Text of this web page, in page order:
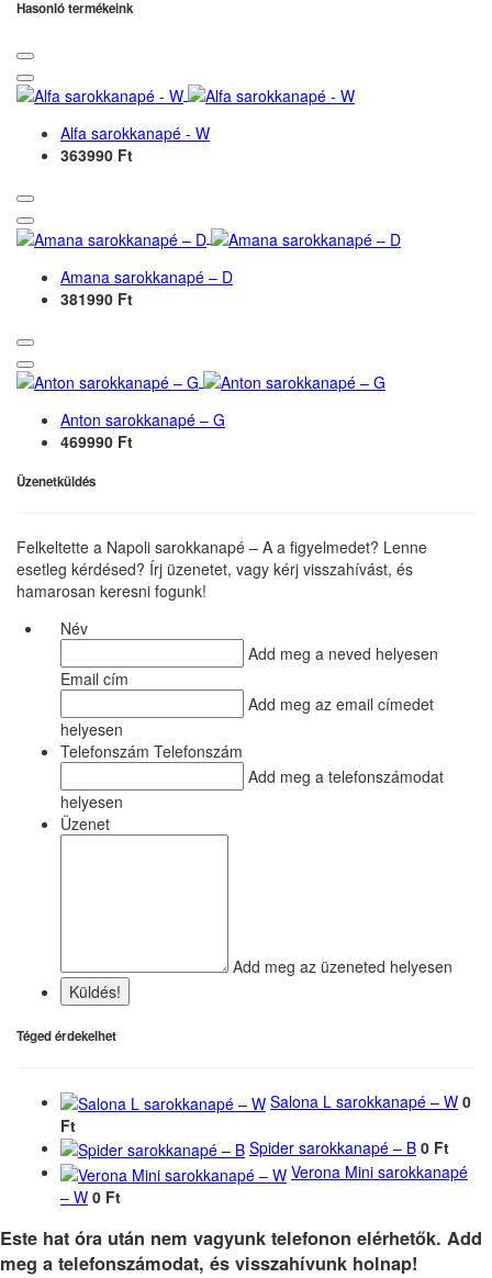
Hasonló termékeink
Alfa sarokkanapé - W
363990 Ft
Amana sarokkanapé – D
381990 Ft
Anton sarokkanapé – G
469990 Ft
Üzenetküldés
Felkeltette a Napoli sarokkanapé – A a figyelmedet? Lenne
esetleg kérdésed? Írj üzenetet, vagy kérj visszahívást, és
hamarosan keresni fogunk!
Név
Add meg a neved helyesen
Email cím
Add meg az email címedet
helyesen
Telefonszám Telefonszám
Add meg a telefonszámodat
helyesen
Üzenet
Add meg az üzeneted helyesen
Küldés!
Téged érdekelhet
Salona L sarokkanapé – W 0
Ft
Spider sarokkanapé – B 0 Ft
Verona Mini sarokkanapé
– W 0 Ft
Este hat óra után nem vagyunk telefonon elérhetők. Add
meg a telefonszámodat, és visszahívunk holnap!